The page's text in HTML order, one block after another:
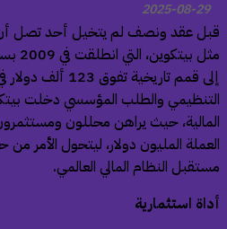
2025-08-29
عقد ونصف لم يتخيل أحد تصل أن
مثل
والطلب المؤسسي دخلت
حيث يراهن محللون ومستثمرون
المليون دولار، ليتحول الأمر
النظام المالي العالمي.
استثمارية